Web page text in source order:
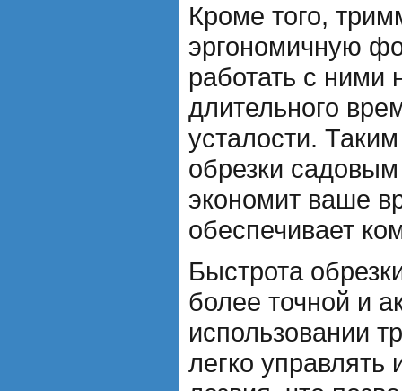
Кроме того,
эргономичную
работать с ними
длительного
усталости.
обрезки
экономит ваше
обеспечивает
Быстрота
более точной и
использовании
легко управлять